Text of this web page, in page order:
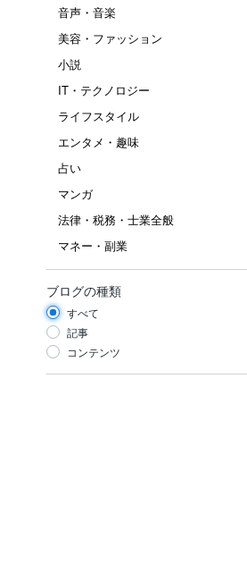
音声・音楽
美容・ファッション
小説
IT・テクノロジー
ライフスタイル
エンタメ・趣味
占い
マンガ
法律・税務・士業全般
マネー・副業
ブログの種類
すべて
記事
コンテンツ